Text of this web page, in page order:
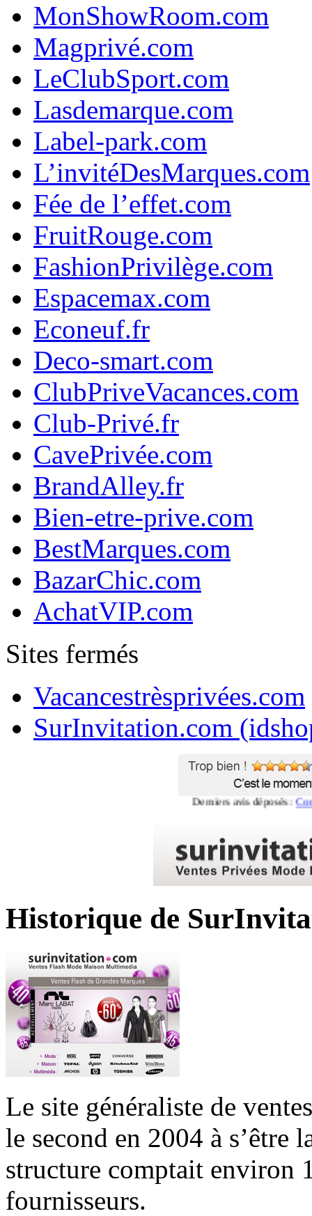
MonShowRoom.com
Magprivé.com
LeClubSport.com
Lasdemarque.com
Label-park.com
L’invitéDesMarques.com
Fée de l’effet.com
FruitRouge.com
FashionPrivilège.com
Espacemax.com
Econeuf.fr
Deco-smart.com
ClubPriveVacances.com
Club-Privé.fr
CavePrivée.com
BrandAlley.fr
Bien-etre-prive.com
BestMarques.com
BazarChic.com
AchatVIP.com
Sites fermés
Vacancestrèsprivées.com
SurInvitation.com
Derniers avis déposés :
Historique de
Le site généraliste de
le second en 2004 à s’être
structure comptait environ
fournisseurs.